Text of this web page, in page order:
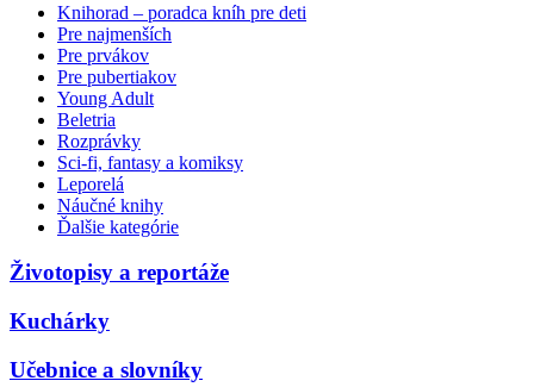
Knihorad – poradca kníh pre deti
Pre najmenších
Pre prvákov
Pre pubertiakov
Young Adult
Beletria
Rozprávky
Sci-fi, fantasy a komiksy
Leporelá
Náučné knihy
Ďalšie kategórie
Životopisy a reportáže
Kuchárky
Učebnice a slovníky